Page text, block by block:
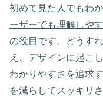
初めて見た人でもわ
ーザーでも理解しや
の役目 です。どうす
え、デザインに起こ
わかりやすさを追求
を減らしてスッキリ